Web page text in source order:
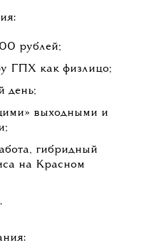
рублей;
ГПХ как физлицо;
день;
выходными и
гибридный
на Красном